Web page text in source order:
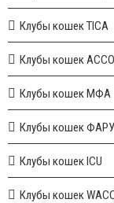
Клубы кошек TICA
Клубы кошек
Клубы кошек МФА
Клубы кошек
Клубы кошек ICU
Клубы кошек